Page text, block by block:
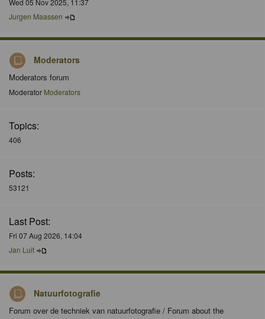
Jurgen Maassen
Moderators
Moderators forum
Moderator Moderators
Topics:
406
Posts:
53121
Last Post:
Fri 07 Aug 2026, 14:04
Jan Luit
Natuurfotografie
Forum over de techniek van natuurfotografie / Forum about the